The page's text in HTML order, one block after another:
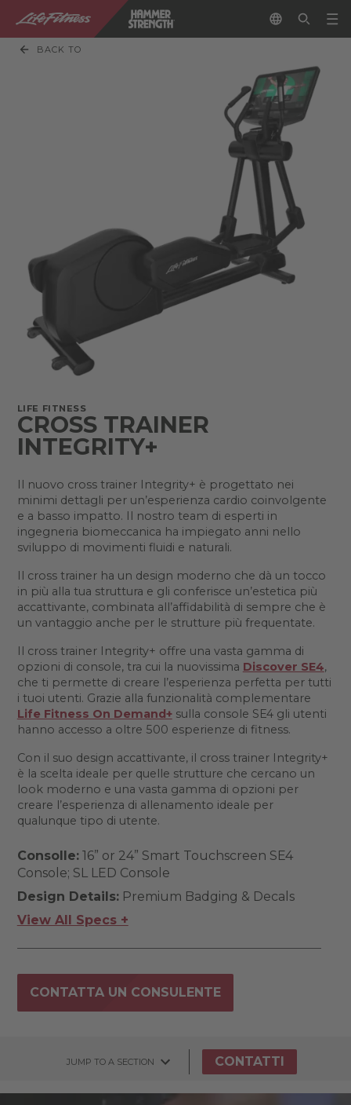
BACK TO
LIFE FITNESS
CROSS TRAINER
INTEGRITY+
Il nuovo cross trainer Integrity+ è progettato nei
minimi dettagli per un’esperienza cardio coinvolgente
e a basso impatto. Il nostro team di esperti in
ingegneria biomeccanica ha impiegato anni nello
sviluppo di movimenti fluidi e naturali.
Il cross trainer ha un design moderno che dà un tocco
in più alla tua struttura e gli conferisce un’estetica più
accattivante, combinata all’affidabilità di sempre che è
un vantaggio anche per le strutture più frequentate.
Il cross trainer Integrity+ offre una vasta gamma di
opzioni di console, tra cui la nuovissima Discover SE4,
che ti permette di creare l’esperienza perfetta per tutti
i tuoi utenti. Grazie alla funzionalità complementare
Life Fitness On Demand+sulla console SE4 gli utenti
hanno accesso a oltre 500 esperienze di fitness.
Con il suo design accattivante, il cross trainer Integrity+
è la scelta ideale per quelle strutture che cercano un
look moderno e una vasta gamma di opzioni per
creare l’esperienza di allenamento ideale per
qualunque tipo di utente.
Consolle:16” or 24” Smart Touchscreen SE4
Console; SL LED Console
Design Details:Premium Badging & Decals
View All Specs +
CONTATTA UN CONSULENTE
JUMP TO A SECTION CONTATTI